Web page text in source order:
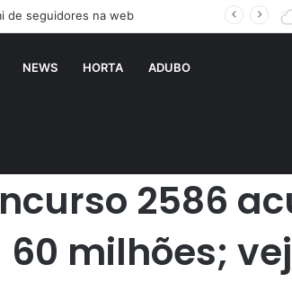
Grande
NEWS HORTA ADUBO
60 milhões; veja os números
2586
milhões;